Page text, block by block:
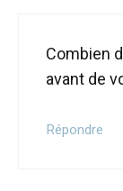
Combien
avant de
Répondre